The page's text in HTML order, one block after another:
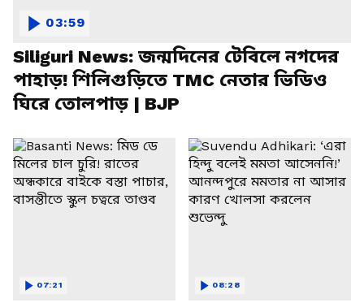
Siliguri News: জন্মদিনের টেবিলে নগদের
পাহাড়! শিলিগুড়িতে TMC নেতার ভিডিও
ঘিরে তোলপাড় | BJP
03:59
07:21 08:28